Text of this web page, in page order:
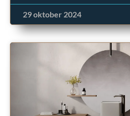
29 oktober 2024